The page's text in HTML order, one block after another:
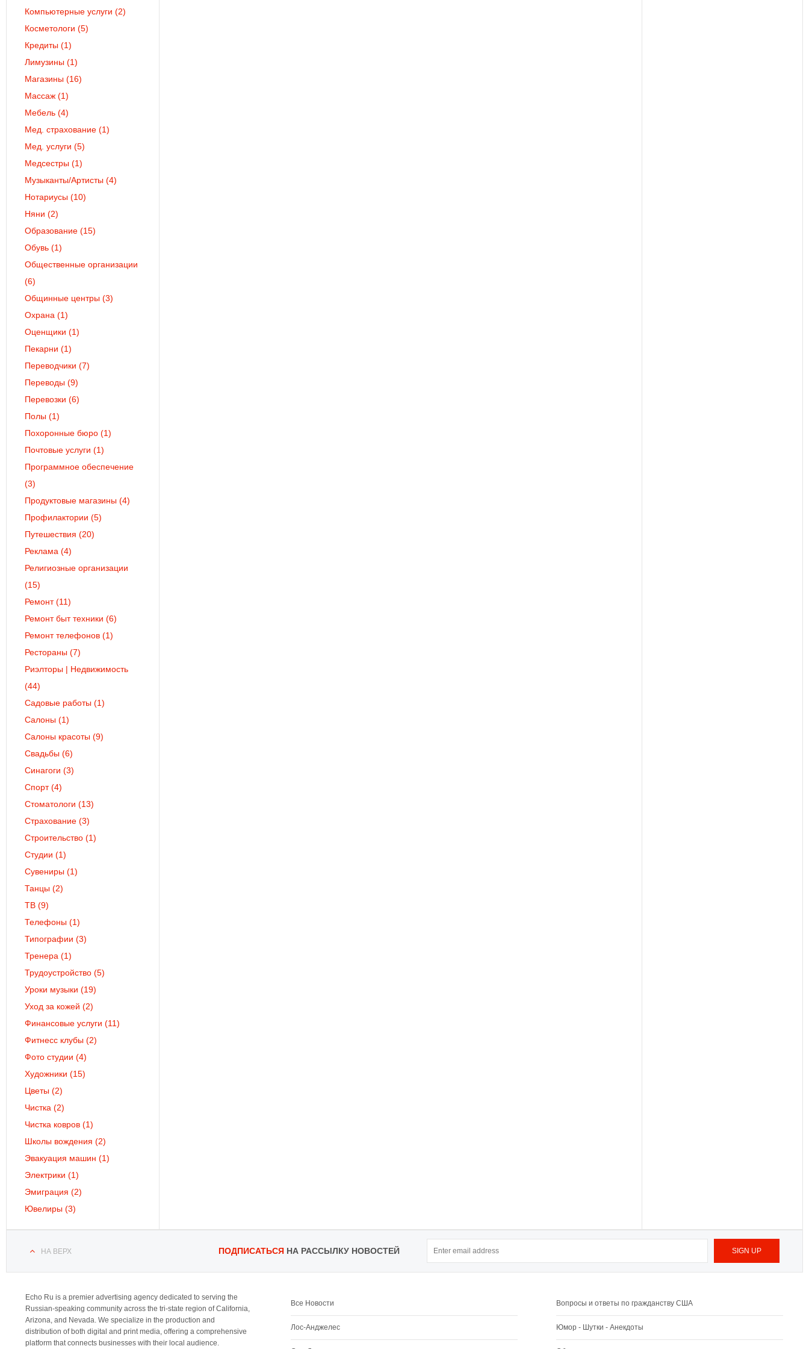
Компьютерные услуги (2)
Косметологи (5)
Кредиты (1)
Лимузины (1)
Магазины (16)
Массаж (1)
Мебель (4)
Мед. страхование (1)
Мед. услуги (5)
Медсестры (1)
Музыканты/Артисты (4)
Нотариусы (10)
Няни (2)
Образование (15)
Обувь (1)
Общественные организации
(6)
Общинные центры (3)
Охрана (1)
Оценщики (1)
Пекарни (1)
Переводчики (7)
Переводы (9)
Перевозки (6)
Полы (1)
Похоронные бюро (1)
Почтовые услуги (1)
Программное обеспечение
(3)
Продуктовые магазины (4)
Профилактории (5)
Путешествия (20)
Реклама (4)
Религиозные организации
(15)
Ремонт(11)
Ремонт быт техники (6)
Ремонт телефонов (1)
Рестораны (7)
Риэлторы | Недвижимость
(44)
Садовые работы (1)
Салоны (1)
Салоны красоты (9)
Свадьбы (6)
Синагоги (3)
Спорт(4)
Стоматологи (13)
Страхование (3)
Строительство (1)
Студии (1)
Сувениры (1)
Танцы (2)
ТВ (9)
Телефоны (1)
Типографии (3)
Тренера (1)
Трудоустройство (5)
Уроки музыки (19)
Уход за кожей (2)
Финансовые услуги (11)
Фитнесс клубы (2)
Фото студии (4)
Художники (15)
Цветы (2)
Чистка (2)
Чистка ковров (1)
Школы вождения (2)
Эвакуация машин (1)
Электрики (1)
Эмиграция (2)
Ювелиры (3)
НА ВЕРХ ПОДПИСАТЬСЯНА РАССЫЛКУ НОВОСТЕЙ
Echo Ru is a premier advertising agency dedicated to serving the
Russian-speaking community across the tri-state region of California,
Arizona, and Nevada. We specialize in the production and
distribution of both digital and print media, offering a comprehensive
platform that connects businesses with their local audience.
Все Новости
Лос-Анджелес
Вопросы и ответы по гражданству США
Юмор - Шутки - Анекдоты